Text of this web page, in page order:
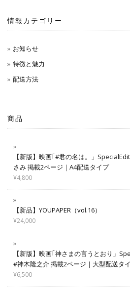
情報カテゴリー
お知らせ
特徴と魅力
配送方法
商品
【新版】映画｢#君の名は。」
さみ 掲載2ページ｜A4配送タイプ
¥4,800
【新品】YOUPAPER（vol.16）
¥24,000
【新版】映画｢神さまの言うとおり」
#神木隆之介 掲載2ページ｜大型配送タ
¥6,500